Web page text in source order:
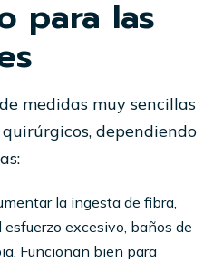
para las
medidas muy sencillas
dependiendo
la ingesta de fibra,
excesivo, baños de
Funcionan bien para